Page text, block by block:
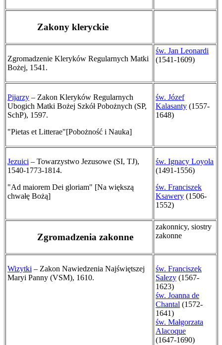
Zakony kleryckie
Zgromadzenie Kleryków Regularnych Matki
Bożej, 1541.
św. Jan Leonardi
(1541-1609)
Pijarzy – Zakon Kleryków Regularnych
Ubogich Matki Bożej Szkół Pobożnych (SP,
SchP), 1597.
"Pietas et Litterae"[Pobożność i Nauka]
św. Józef
Kalasanty (1557-
1648)
Jezuici – Towarzystwo Jezusowe (SI, TJ),
1540-1773-1814.
"Ad maiorem Dei gloriam" [Na większą
chwałę Bożą]
św. Ignacy Loyola
(1491-1556)
św. Franciszek
Ksawery (1506-
1552)
Zgromadzenia zakonne
zakonnicy, siostry
zakonne
Wizytki – Zakon Nawiedzenia Najświętszej
Maryi Panny (VSM), 1610.
św. Franciszek
Salezy (1567-
1623)
św. Joanna de
Chantal (1572-
1641)
św. Małgorzata
Alacoque
(1647-1690)